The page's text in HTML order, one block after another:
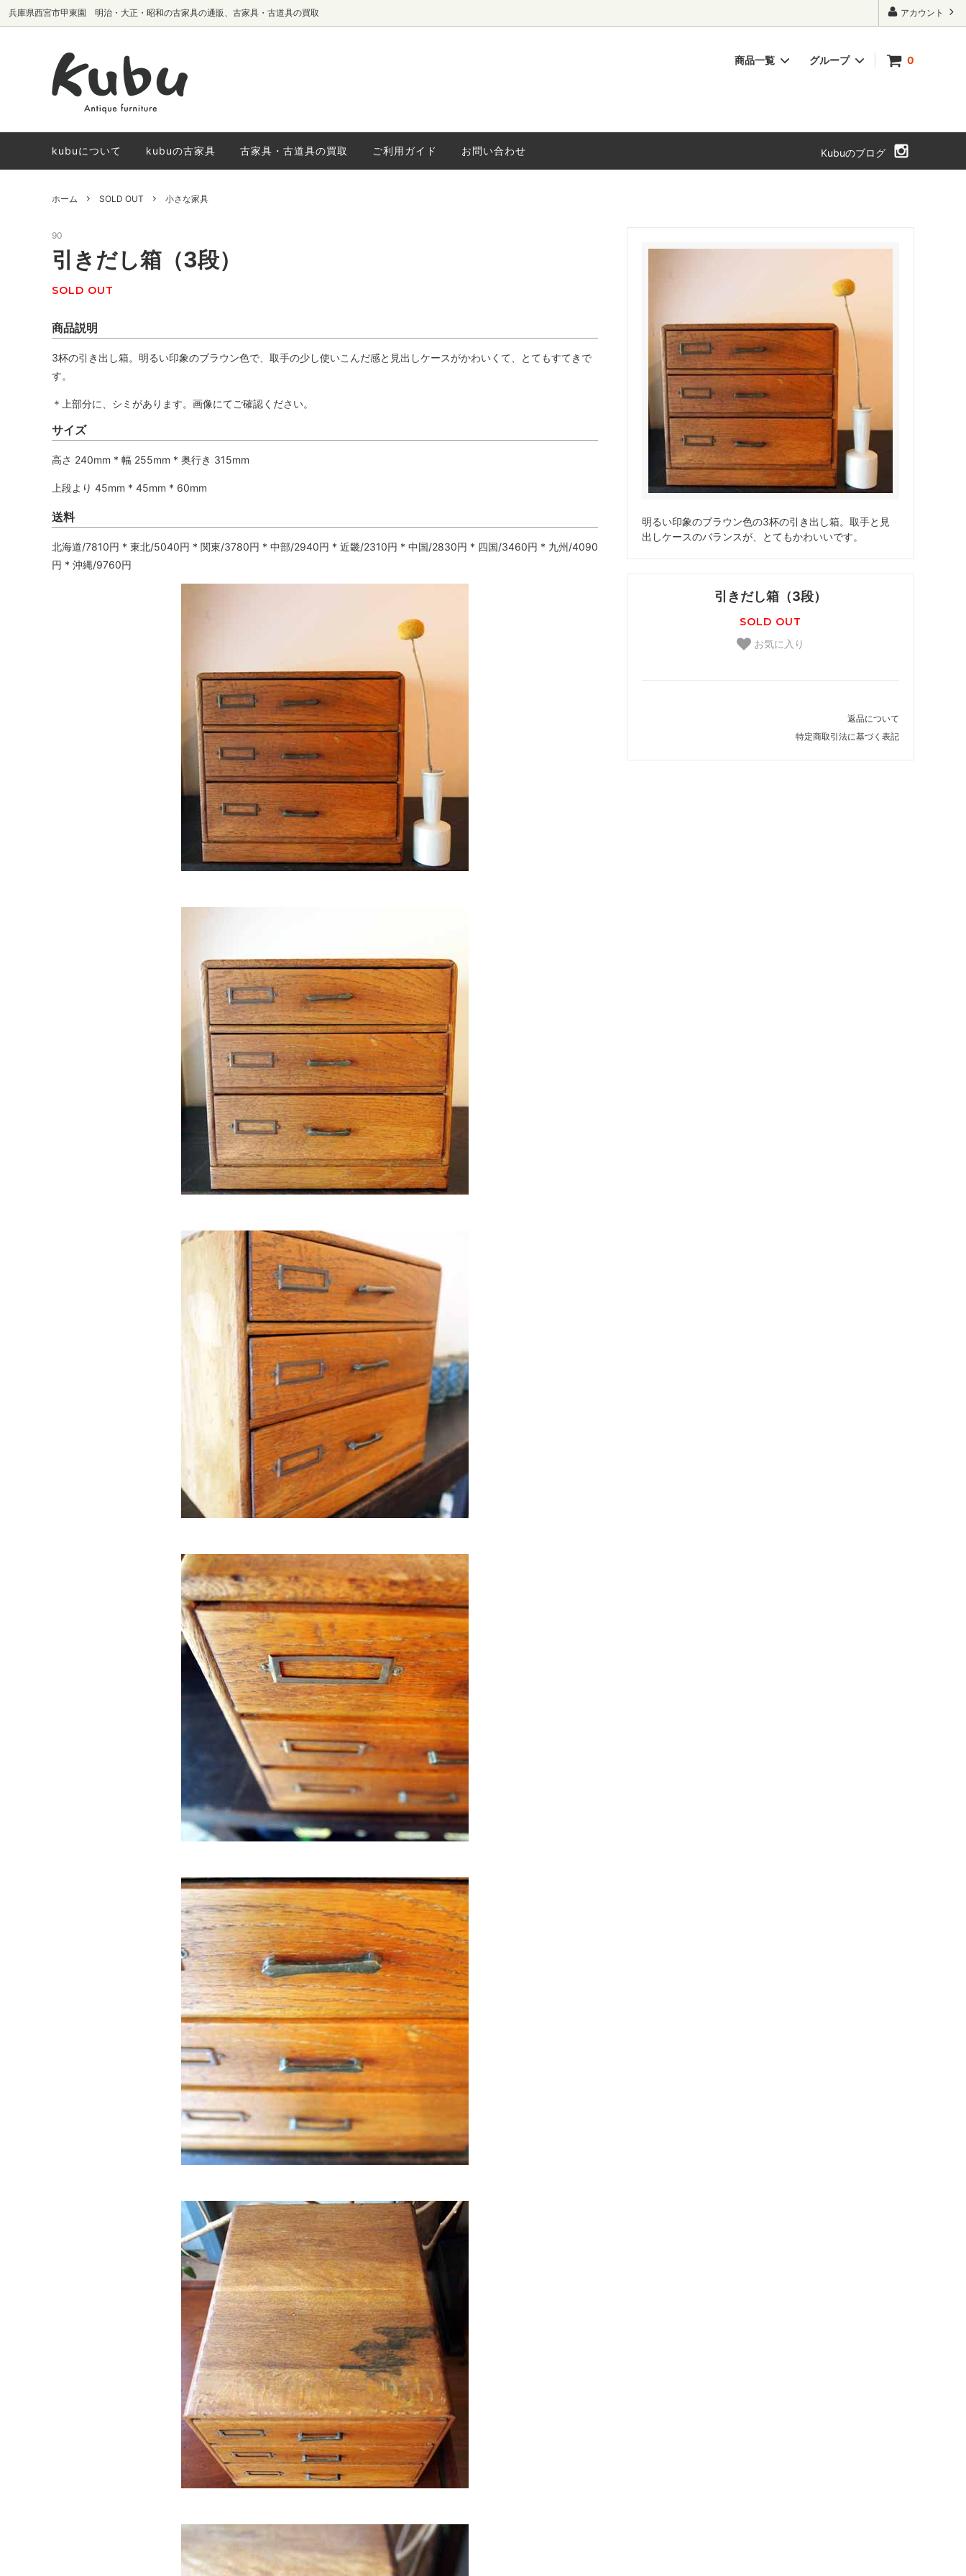
アカウント
兵庫県西宮市甲東園 明治・大正・昭和の古家具の通販、古家具・古道具の買取
0
商品一覧
テーブル・机
棚・本棚
グループ
椅子生地別
kubuについて kubuの古家具 古家具・古道具の買取 ご利用ガイド お問い合わせ Kubuのブログ
ホーム SOLD OUT 小さな家具
明るい印象のブラウン色の3杯の引き出し箱。取手と見
出しケースのバランスが、とてもかわいいです。
引きだし箱（3段）
SOLD OUT
お気に入り
返品について
特定商取引法に基づく表記
90
引きだし箱（3段）
SOLD OUT
商品説明
3杯の引き出し箱。明るい印象のブラウン色で、取手の少し使いこんだ感と見出しケースがかわいくて、とてもすてきで
す。
＊上部分に、シミがあります。画像にてご確認ください。
サイズ
高さ 240mm * 幅 255mm * 奥行き 315mm
上段より 45mm * 45mm * 60mm
送料
北海道/7810円 * 東北/5040円 * 関東/3780円 * 中部/2940円 * 近畿/2310円 * 中国/2830円 * 四国/3460円 * 九州/4090
円 * 沖縄/9760円